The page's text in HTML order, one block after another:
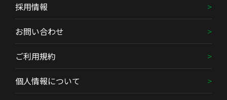
採用情報
お問い合わせ
ご利用規約
個人情報について